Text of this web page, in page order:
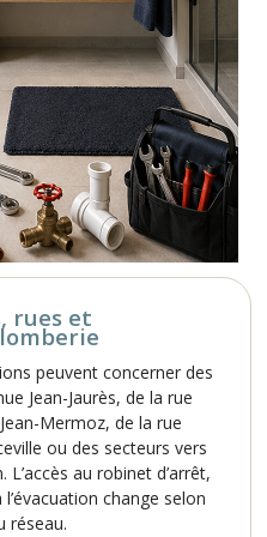
rues et
peuvent concerner des
Jean-Jaurès, de la rue
Mermoz, de la rue
ou des secteurs vers
au robinet d’arrêt,
change selon
réseau.